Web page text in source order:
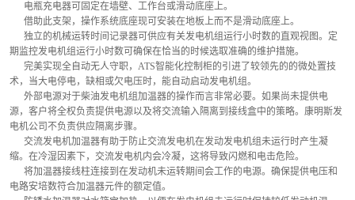
电瓶充电器可固定在墙壁、工作台或滑动底座上。
借助此支架，操作系统底座现可安装在地板上而不是滑动底座上。
独立的机械运转时间记录器可供应有关发电机组运行小时数的直观视图。定
期监控发电机组运行小时数可确保在恰当的时候选取准确的维护措施。
完美实现全自动无人守职，ATS智能化控制柜的引进了较领先的的微处置技
术，当大电停电，缺相或欠电压时，能自动启动发电机组。
外部电源对于柴油发电机组加温器的操作而言非常必要。如果尚未提供电
源，客户将全权负责提供电源以及将交流输入隔离到接线盒中的策略。康明斯发
电机公司不负责供应隔离步骤。
交流发电机加温器有助于防止交流发电机在发动发电机组未运行时产生凝
缩。在冷湿因素下，交流发电机内会冷凝，这将导致闪燃和电击危险。
将加温器接线柱连接到在发动机未运转期间会工作的电源。确保提供电压和
电路安培数符合加温器元件的额定值。